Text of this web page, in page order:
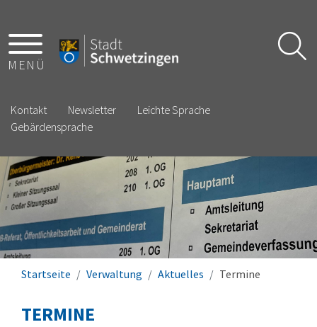
MENÜ
Kontakt Newsletter
Leichte Sprache
Gebärdensprache
Startseite Verwaltung Aktuelles Termine
TERMINE